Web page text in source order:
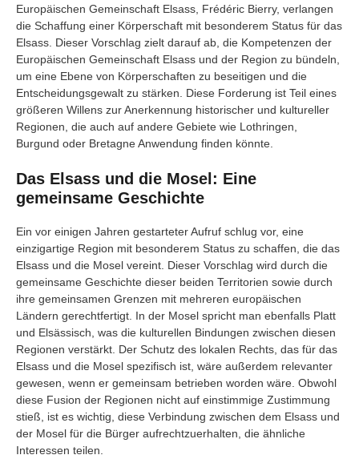
Europäischen Gemeinschaft Elsass, Frédéric Bierry, verlangen
die Schaffung einer Körperschaft mit besonderem Status für das
Elsass. Dieser Vorschlag zielt darauf ab, die Kompetenzen der
Europäischen Gemeinschaft Elsass und der Region zu bündeln,
um eine Ebene von Körperschaften zu beseitigen und die
Entscheidungsgewalt zu stärken. Diese Forderung ist Teil eines
größeren Willens zur Anerkennung historischer und kultureller
Regionen, die auch auf andere Gebiete wie Lothringen,
Burgund oder Bretagne Anwendung finden könnte.
Das Elsass und die Mosel: Eine
gemeinsame Geschichte
Ein vor einigen Jahren gestarteter Aufruf schlug vor, eine
einzigartige Region mit besonderem Status zu schaffen, die das
Elsass und die Mosel vereint. Dieser Vorschlag wird durch die
gemeinsame Geschichte dieser beiden Territorien sowie durch
ihre gemeinsamen Grenzen mit mehreren europäischen
Ländern gerechtfertigt. In der Mosel spricht man ebenfalls Platt
und Elsässisch, was die kulturellen Bindungen zwischen diesen
Regionen verstärkt. Der Schutz des lokalen Rechts, das für das
Elsass und die Mosel spezifisch ist, wäre außerdem relevanter
gewesen, wenn er gemeinsam betrieben worden wäre. Obwohl
diese Fusion der Regionen nicht auf einstimmige Zustimmung
stieß, ist es wichtig, diese Verbindung zwischen dem Elsass und
der Mosel für die Bürger aufrechtzuerhalten, die ähnliche
Interessen teilen.